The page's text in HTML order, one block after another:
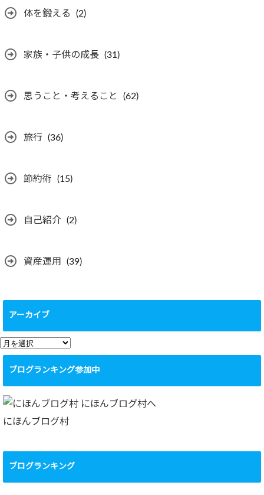
体を鍛える (2)
家族・子供の成長 (31)
思うこと・考えること (62)
旅行 (36)
節約術 (15)
自己紹介 (2)
資産運用 (39)
アーカイブ
ア
ー
イ
ブ
ブログランキング参加中
にほんブログ村
ブログランキング